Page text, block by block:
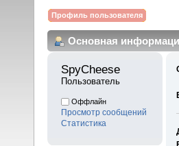
Профиль пользователя
Основная
SpyCheese
Пользователь
Оффлайн
Просмотр сообщений
Статистика